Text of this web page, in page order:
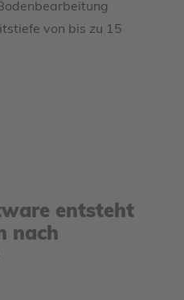
von bis zu 15
entsteht
nach